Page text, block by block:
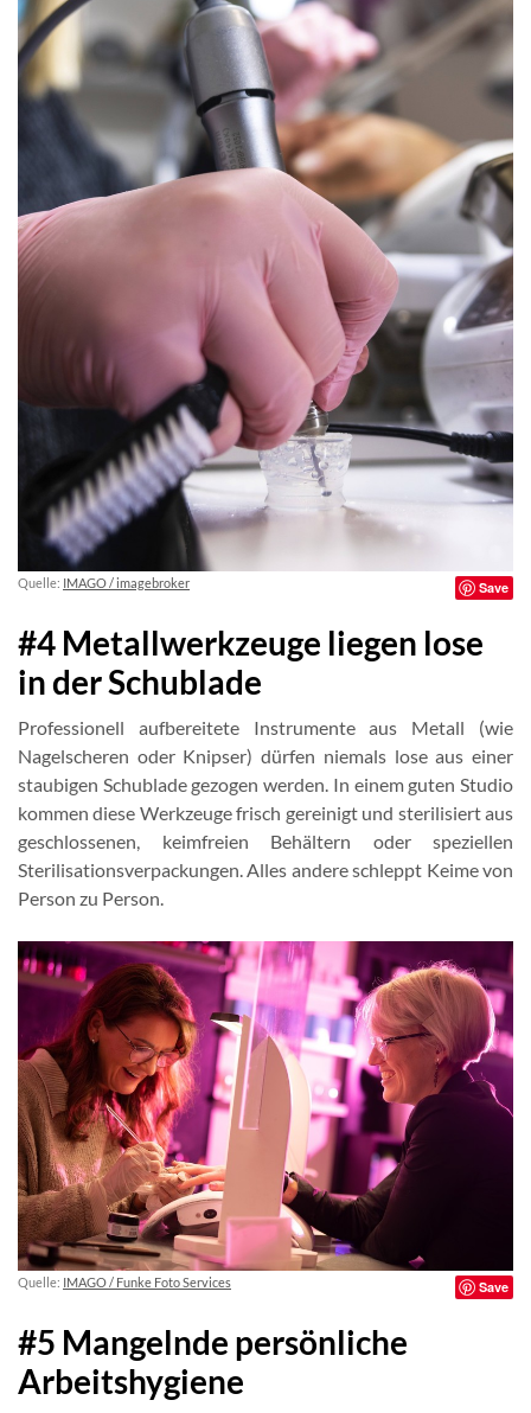
Quelle: IMAGO / imagebroker Save
#4 Metallwerkzeuge liegen lose
in der Schublade
Professionell aufbereitete Instrumente aus Metall (wie
Nagelscheren oder Knipser) dürfen niemals lose aus einer
staubigen Schublade gezogen werden. In einem guten Studio
kommen diese Werkzeuge frisch gereinigt und sterilisiert aus
geschlossenen, keimfreien Behältern oder speziellen
Sterilisationsverpackungen. Alles andere schleppt Keime von
Person zu Person.
Quelle: IMAGO / Funke Foto Services Save
#5 Mangelnde persönliche
Arbeitshygiene